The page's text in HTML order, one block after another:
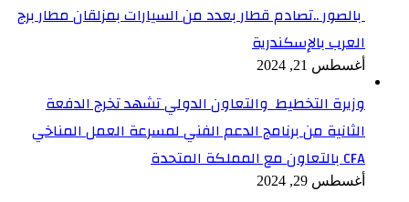
بالصور ..تصادم قطار بعدد من السيارات بمزلقان مطار برج
العرب بالإسكندرية
أغسطس 21, 2024
وزيرة التخطيط والتعاون الدولي تشهد تخرج الدفعة
الثانية من برنامج الدعم الفني لمسرعة العمل المناخي
CFA بالتعاون مع المملكة المتحدة
أغسطس 29, 2024